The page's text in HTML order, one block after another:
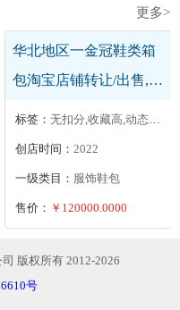
更多>
美容护理个人店铺
转让，信用分642，
消费者保障
间：2020
目：美容护肤
￥4500.0000
版权所有 2012-2026
号